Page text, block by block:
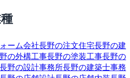
ーム会社長野の注文住宅長野の建
の外構工事長野の塗装工事長野の
長野の設計事務所長野の建築士事務